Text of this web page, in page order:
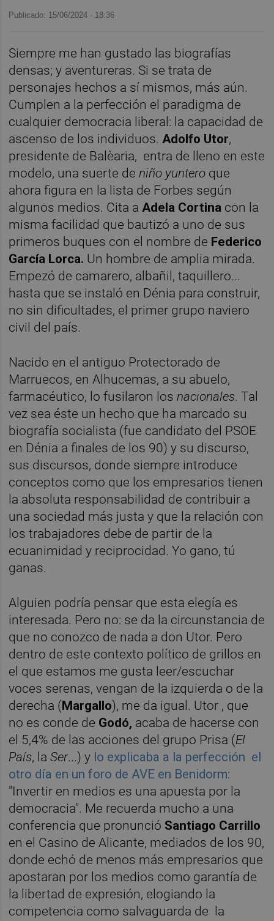
Publicado: 15/06/2024 · 18:36
Siempre me han gustado las biografías
densas; y aventureras. Si se trata de
personajes hechos a sí mismos, más aún.
Cumplen a la perfección el paradigma de
cualquier democracia liberal: la capacidad de
ascenso de los individuos. Adolfo Utor,
presidente de Balèaria, entra de lleno en este
modelo, una suerte deniño yuntero que
ahora figura en la lista de Forbes según
algunos medios. Cita a Adela Cortina con la
misma facilidad que bautizó a uno de sus
primeros buques con el nombre de Federico
García Lorca. Un hombre de amplia mirada.
Empezó de camarero, albañil, taquillero...
hasta que se instaló en Dénia para construir,
no sin dificultades, el primer grupo naviero
civil del país.
Nacido en el antiguo Protectorado de
Marruecos, en Alhucemas, a su abuelo,
farmacéutico, lo fusilaron losnacionales. Tal
vez sea éste un hecho que ha marcado su
biografía socialista (fue candidato del PSOE
en Dénia a finales de los 90) y su discurso,
sus discursos, donde siempre introduce
conceptos como que los empresarios tienen
la absoluta responsabilidad de contribuir a
una sociedad más justa y que la relación con
los trabajadores debe de partir de la
ecuanimidad y reciprocidad. Yo gano, tú
ganas.
Alguien podría pensar que esta elegía es
interesada. Pero no: se da la circunstancia de
que no conozco de nada a don Utor. Pero
dentro de este contexto político de grillos en
el que estamos me gusta leer/escuchar
voces serenas, vengan de la izquierda o de la
derecha (Margallo), me da igual. Utor , que
no es conde de Godó, acaba de hacerse con
el 5,4% de las acciones del grupo Prisa (El
País, laSer...) y lo explicaba a la perfección el
otro día en un foro de AVE en Benidorm:
"Invertir en medios es una apuesta por la
democracia". Me recuerda mucho a una
conferencia que pronunció Santiago Carrillo
en el Casino de Alicante, mediados de los 90,
donde echó de menos más empresarios que
apostaran por los medios como garantía de
la libertad de expresión, elogiando la
competencia como salvaguarda de la